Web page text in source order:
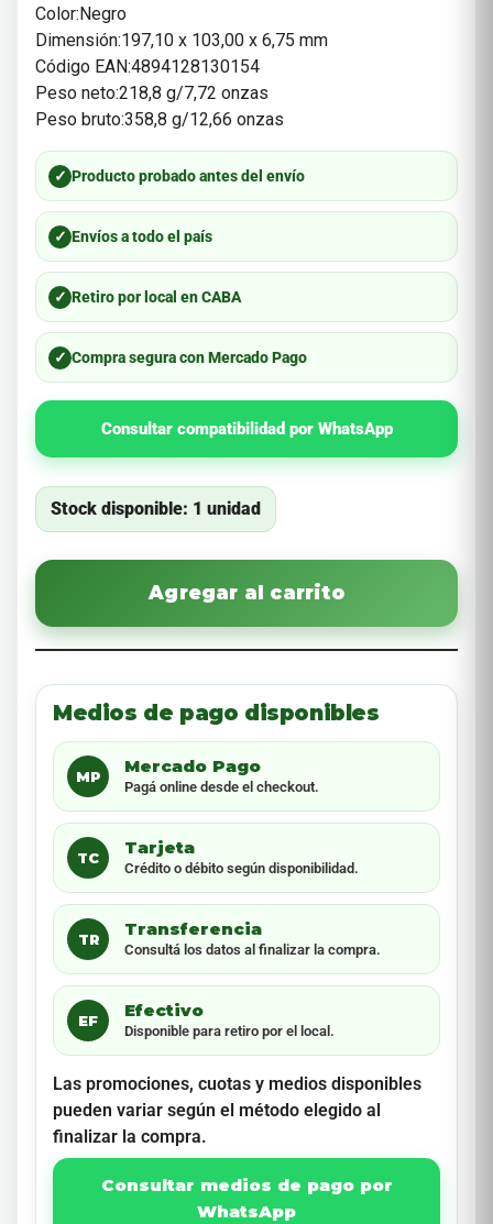
Color:Negro
Dimensión:197,10 x 103,00 x 6,75 mm
Código EAN:4894128130154
Peso neto:218,8 g/7,72 onzas
Peso bruto:358,8 g/12,66 onzas
✓ Producto probado antes del envío
✓ Envíos a todo el país
✓ Retiro por local en CABA
✓ Compra segura con Mercado Pago
Consultar compatibilidad por WhatsApp
Stock disponible: 1 unidad
Agregar al carrito
Medios de pago disponibles
MP
Mercado Pago
Pagá online desde el checkout.
TC
Tarjeta
Crédito o débito según disponibilidad.
TR
Transferencia
Consultá los datos al finalizar la compra.
EF
Efectivo
Disponible para retiro por el local.
Las promociones, cuotas y medios disponibles
pueden variar según el método elegido al
finalizar la compra.
Consultar medios de pago por
WhatsApp